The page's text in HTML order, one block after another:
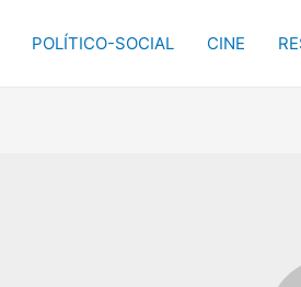
POLÍTICO-SOCIAL CINE